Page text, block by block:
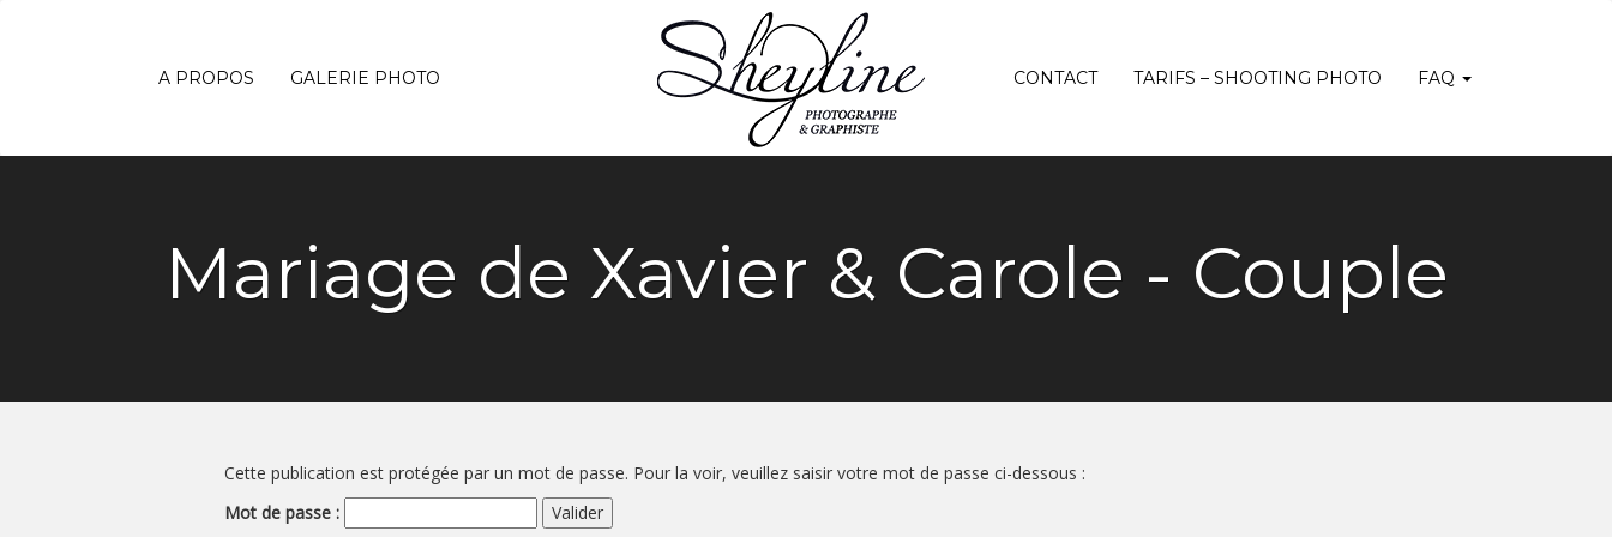
A PROPOS GALERIE PHOTO CONTACT TARIFS – SHOOTING PHOTO FAQ
Mariage de Xavier & Carole - Couple
Cette publication est protégée par un mot de passe. Pour la voir, veuillez saisir votre mot de passe ci-dessous :
Mot de passe :